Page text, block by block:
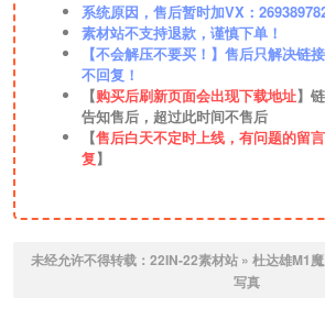
系统原因，售后暂时加VX：
素材站不支持退款，谨慎下单！
【不会解压不要买！】售后只解决链
不回复！
【购买后刷新页面会出现下载地址】
告知售后，超过此时间不售后
【售后白天不定时上线，有问题的留
复】
未经允许不得转载： 22IN-22素材站 » 杜达雄M1
写真